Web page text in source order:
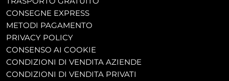
CONSEGNE EXPRESS
METODI PAGAMENTO
PRIVACY POLICY
CONSENSO AI COOKIE
CONDIZIONI DI VENDITA AZIENDE
CONDIZIONI DI VENDITA PRIVATI